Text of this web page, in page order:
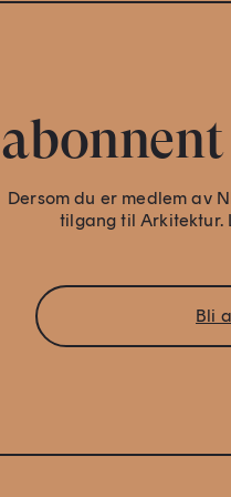
Dersom du er medlem av
tilgang til Arkitektur.
Bli